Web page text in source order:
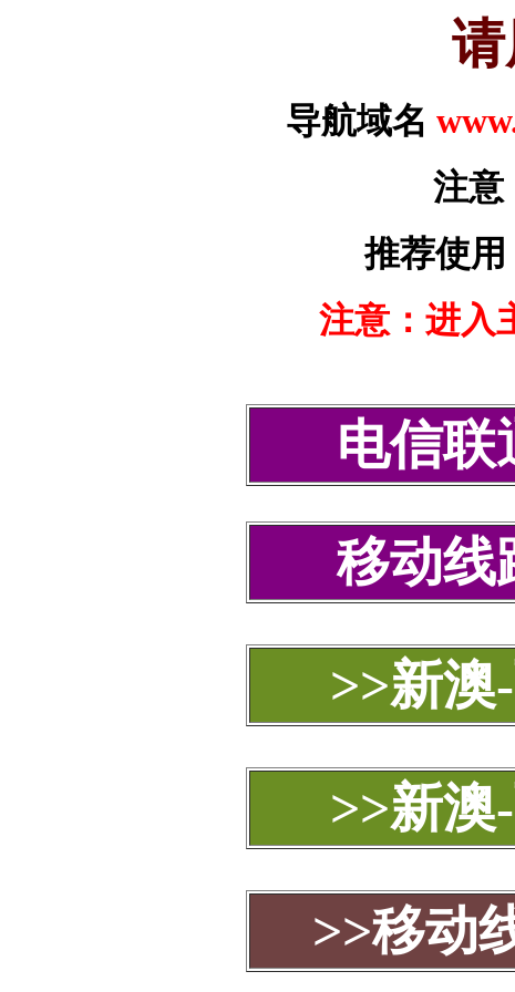
导航域名
注意
推荐使
注意：进入
电信联
移动线
>>新澳
>>新澳
>>移动